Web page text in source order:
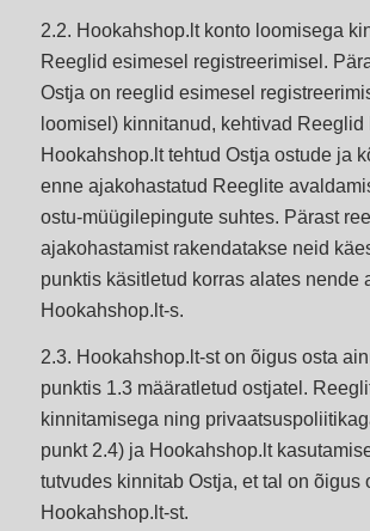
2.2. Hookahshop.lt konto loomisega
Reeglid esimesel registreerimisel.
Ostja on reeglid esimesel
loomisel) kinnitanud, kehtivad Reeglid
Hookahshop.lt tehtud Ostja ostude ja
enne ajakohastatud Reeglite
ostu-müügilepingute suhtes. Pärast
ajakohastamist rakendatakse neid
punktis käsitletud korras alates nende
Hookahshop.lt-s.
2.3. Hookahshop.lt-st on õigus osta
punktis 1.3 määratletud ostjatel.
kinnitamisega ning
punkt 2.4) ja Hookahshop.lt
tutvudes kinnitab Ostja, et tal on õigus
Hookahshop.lt-st.